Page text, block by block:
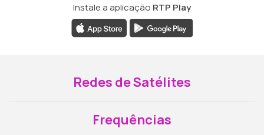
Instale a aplicação RTP Play
Redes de Satélites
Frequências